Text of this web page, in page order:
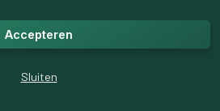
Accepteren
Sluiten